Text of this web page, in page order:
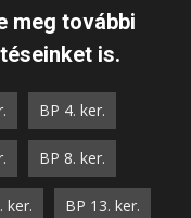
meg további
is.
BP 4. ker.
BP 8. ker.
ker. BP 13. ker.